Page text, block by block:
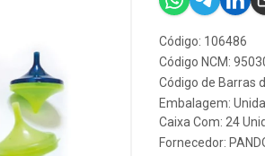
Código: 106486
Código NCM:
Código de Barras
Embalagem:
Caixa Com: 24
Fornecedor: